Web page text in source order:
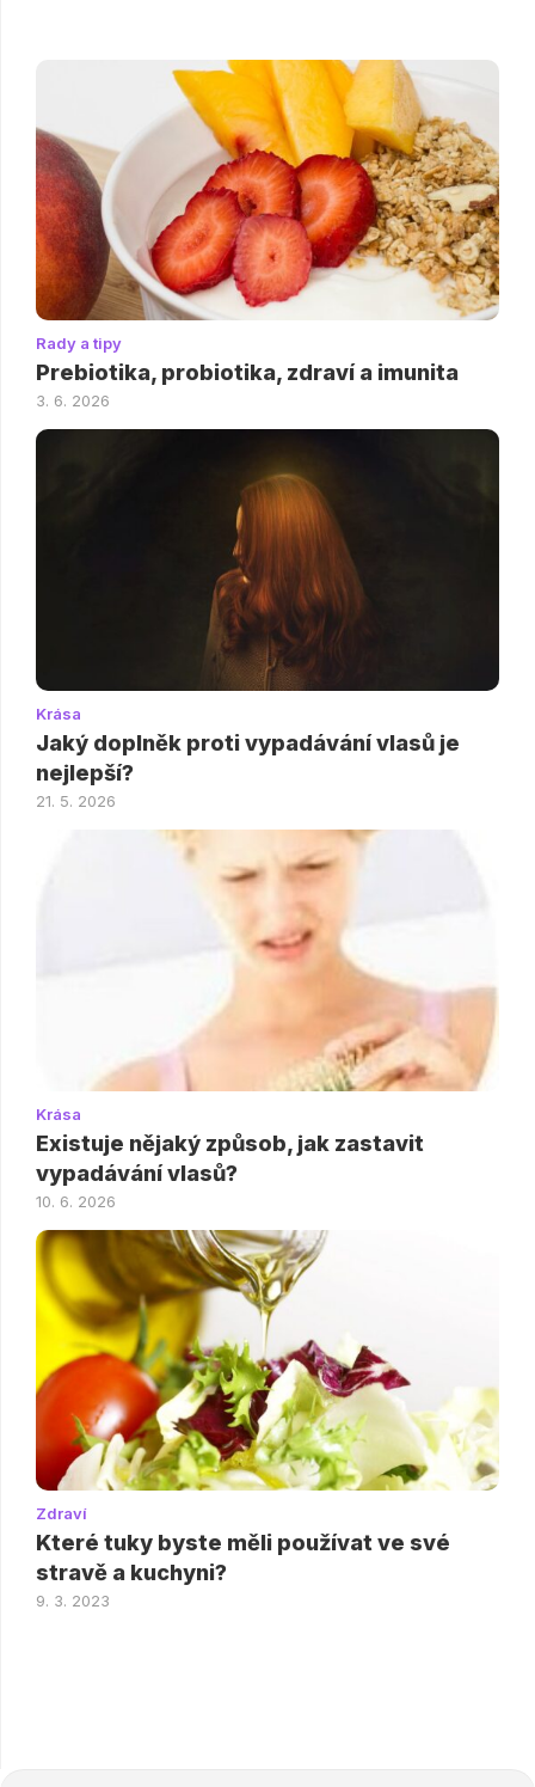
Rady a tipy
Prebiotika, probiotika, zdraví a imunita
3. 6. 2026
Krása
Jaký doplněk proti vypadávání vlasů je
nejlepší?
21. 5. 2026
Krása
Existuje nějaký způsob, jak zastavit
vypadávání vlasů?
10. 6. 2026
Zdraví
Které tuky byste měli používat ve své
stravě a kuchyni?
9. 3. 2023